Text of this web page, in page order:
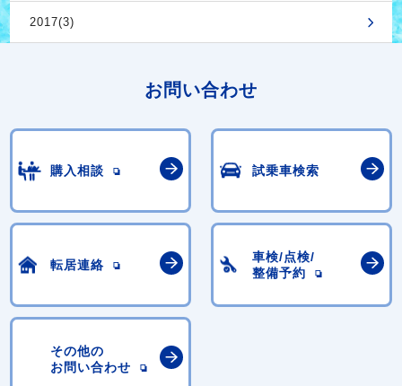
2017(3)
お問い合わせ
購入相談 試乗車検索
転居連絡
車検/点検/
整備予約
その他の
お問い合わせ